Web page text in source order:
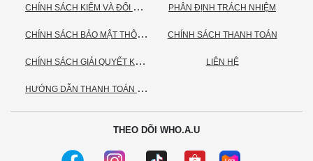
C
HÍNH SÁCH KIỂM VÀ ĐỔI TRẢ HÀNG
C
HÍNH SÁCH BẢO MẬT THÔNG TIN CÁ NHÂN
C
HÍNH SÁCH GIẢI QUYẾT KHIẾU NẠI
H
ƯỚNG DẪN THANH TOÁN VNPAY
PHÂN ĐỊNH TRÁCH NHIỆM
CHÍNH SÁCH THANH TOÁN
LIÊN HỆ
THEO DÕI WHO.A.U